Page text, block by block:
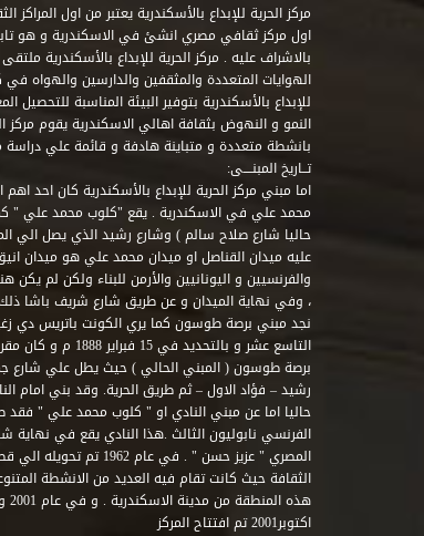
مركز الحرية للإبداع بالأسكندرية يعتبر من اول
اول مركز ثقافي مصري انشئ في الاسكندرية و هو تابع
بالاشراف عليه . مركز الحرية للإبداع بالأسكندرية
الهوايات المتعددة والمثقفين والدارسين والهواه في
للإبداع بالأسكندرية بتوفير البيئة المناسبة
النمو و النهوض بثقافة اهالي الاسكندرية يقوم مركز
بانشطة متعددة و متباينة هادفة و قائمة علي دراسة
تــاريخ المبنــــى:
اما مبني مركز الحرية للإبداع بالأسكندرية كان احد
محمد علي في الاسكندرية . يقع "كلوب محمد علي "
حاليا شارع صلاح سالم ) وشارع رشيد الذي يصل الي
عليه ميدان القناصل او ميدان محمد علي هو ميدان
والفرنسيين و اليونانيين والأرمن للبناء ولكن لم
، وفي نهاية الميدان و عن طريق شارع شريف باشا ذلك
نجد مبني برصة طوسون كما يري الكونت باتريس دي
التاسع عشر و
برصة طوسون ( المبني الحالي ) حيث يطل علي شارع
حاليا اما عن مبني النادي او " كلوب محمد علي " فقد
المصري " عزيز حسن " . في
الثقافة حيث كانت تقام فيه العديد من الانشطة
اكتوبر2001 تم افتتاح المركز